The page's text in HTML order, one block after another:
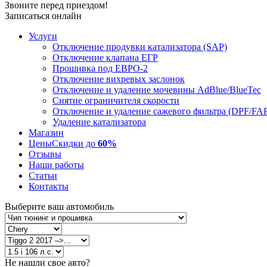
Звоните перед приездом!
Записаться онлайн
Услуги
Отключение продувки катализатора (SAP)
Отключение клапана ЕГР
Прошивка под ЕВРО-2
Отключение вихревых заслонок
Отключение и удаление мочевины AdBlue/BlueTec
Снятие ограничителя скорости
Отключение и удаление сажевого фильтра (DPF/
Удаление катализатора
Магазин
ЦеныСкидки до 60%
Отзывы
Наши работы
Статьи
Контакты
Выберите ваш автомобиль
Не нашли свое авто?